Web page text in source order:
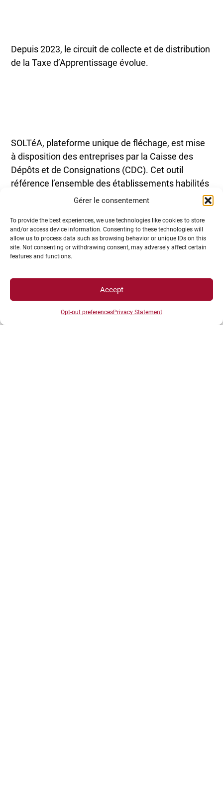
Gérer le consentement
To provide the best experiences, we use technologies like cookies to store
and/or access device information. Consenting to these technologies will
allow us to process data such as browsing behavior or unique IDs on this
site. Not consenting or withdrawing consent, may adversely affect certain
features and functions.
Accept
Opt-out preferencesPrivacy Statement
Depuis 2023, le circuit de collecte et de distribution
de la Taxe d’Apprentissage évolue.
SOLTéA, plateforme unique de fléchage, est mise
à disposition des entreprises par la Caisse des
Dépôts et de Consignations (CDC). Cet outil
référence l’ensemble des établissements habilités
à percevoir le solde de la taxe d’apprentissage et
établissement(s) au(x)quel(s) elle souhaite
attribuer son versement.
Autre nouveauté : ce sont désormais les URSSAF